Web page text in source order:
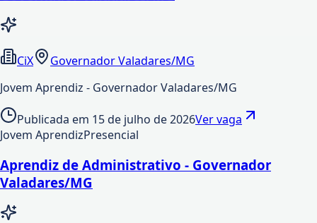
CiX
Governador Valadares/MG
Jovem Aprendiz - Governador Valadares/MG
Publicada em 15 de julho de 2026Ver vaga
Jovem AprendizPresencial
Aprendiz de Administrativo - Governador
Valadares/MG